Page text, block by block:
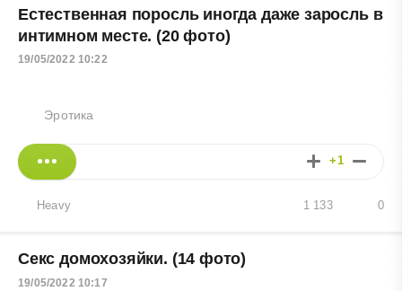
Естественная поросль иногда даже заросль в
интимном месте. (20 фото)
19/05/2022 10:22
Эротика
+1
Heavy 0
1 133
Секс домохозяйки. (14 фото)
19/05/2022 10:17